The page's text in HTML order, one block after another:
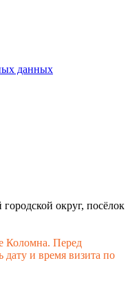
данных
округ, посёлок
Коломна. Перед
дату и время визита по